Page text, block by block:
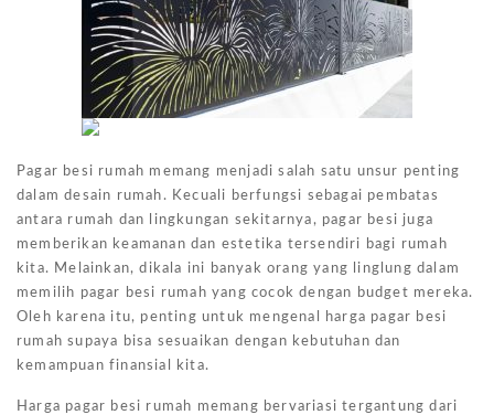
Pagar besi rumah memang menjadi salah satu unsur penting
dalam desain rumah. Kecuali berfungsi sebagai pembatas
antara rumah dan lingkungan sekitarnya, pagar besi juga
memberikan keamanan dan estetika tersendiri bagi rumah
kita. Melainkan, dikala ini banyak orang yang linglung dalam
memilih pagar besi rumah yang cocok dengan budget mereka.
Oleh karena itu, penting untuk mengenal harga pagar besi
rumah supaya bisa sesuaikan dengan kebutuhan dan
kemampuan finansial kita.
Harga pagar besi rumah memang bervariasi tergantung dari